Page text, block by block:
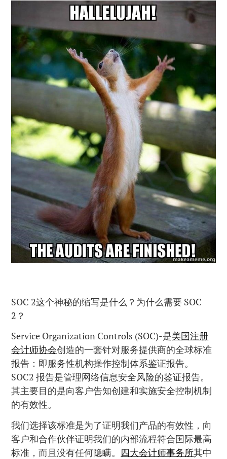
SOC 2这个神秘的缩写是什么？为什么需要 SOC
2？
Service Organization Controls (SOC)-是美国注册
会计师协会创造的一套针对服务提供商的全球标准
报告：即服务性机构操作控制体系鉴证报告。
SOC2 报告是管理网络信息安全风险的鉴证报告。
其主要目的是向客户告知创建和实施安全控制机制
的有效性。
我们选择该标准是为了证明我们产品的有效性，向
客户和合作伙伴证明我们的内部流程符合国际最高
标准，而且没有任何隐瞒。 四大会计师事务所其中